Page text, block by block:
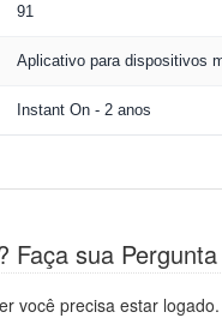
91
Aplicativo para dispositivos
Instant On - 2 anos
Faça sua Pergunta
você precisa estar logado.